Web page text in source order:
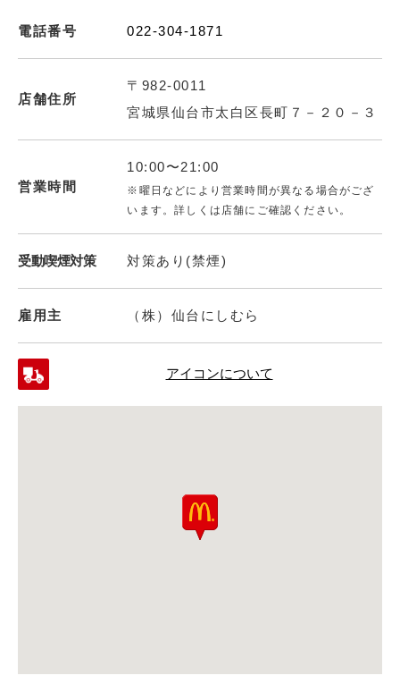
電話番号 022-304-1871
店舗住所
〒982-0011
宮城県仙台市太白区長町７－２０－３
営業時間
10:00〜21:00
※曜日などにより営業時間が異なる場合がござ
います。詳しくは店舗にご確認ください。
受動喫煙対策 対策あり(禁煙)
雇用主 （株）仙台にしむら
アイコンについて